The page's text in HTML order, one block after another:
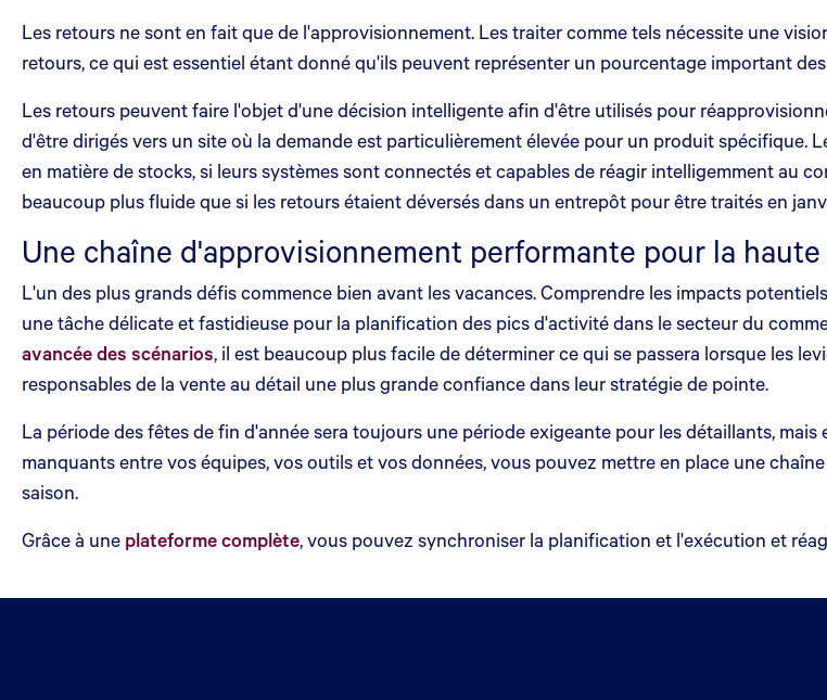
Les retours ne sont en fait que de l'approvisionnement. Les traiter comme tels nécessite une
retours, ce qui est essentiel étant donné qu'ils peuvent représenter un pourcentage important
Les retours peuvent faire l'objet d'une décision intelligente afin d'être utilisés pour
d'être dirigés vers un site où la demande est particulièrement élevée pour un produit spécifique.
en matière de stocks, si leurs systèmes sont connectés et capables de réagir intelligemment au
beaucoup plus fluide que si les retours étaient déversés dans un entrepôt pour être traités en
Une chaîne d'approvisionnement performante pour la haute
L'un des plus grands défis commence bien avant les vacances. Comprendre les impacts
une tâche délicate et fastidieuse pour la planification des pics d'activité dans le secteur du
avancée des scénarios, il est beaucoup plus facile de déterminer ce qui se passera lorsque les
responsables de la vente au détail une plus grande confiance dans leur stratégie de pointe.
La période des fêtes de fin d'année sera toujours une période exigeante pour les détaillants,
manquants entre vos équipes, vos outils et vos données, vous pouvez mettre en place une
saison.
Grâce à une plateforme complète, vous pouvez synchroniser la planification et l'exécution et